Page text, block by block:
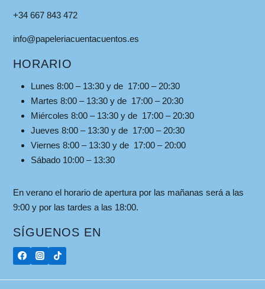
+34 667 843 472
info@papeleriacuentacuentos.es
HORARIO
Lunes 8:00 – 13:30 y de 17:00 – 20:30
Martes 8:00 – 13:30 y de 17:00 – 20:30
Miércoles 8:00 – 13:30 y de 17:00 – 20:30
Jueves 8:00 – 13:30 y de 17:00 – 20:30
Viernes 8:00 – 13:30 y de 17:00 – 20:00
Sábado 10:00 – 13:30
En verano el horario de apertura por las mañanas será a las
9:00 y por las tardes a las 18:00.
SÍGUENOS EN